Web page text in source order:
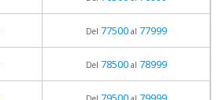
Del 77500al 77999
Del 78500al 78999